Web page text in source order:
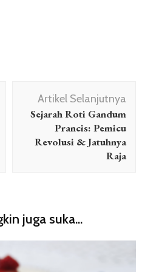
Artikel Selanjutnya
Sejarah Roti Gandum
Prancis: Pemicu
Revolusi & Jatuhnya
Raja
juga suka...